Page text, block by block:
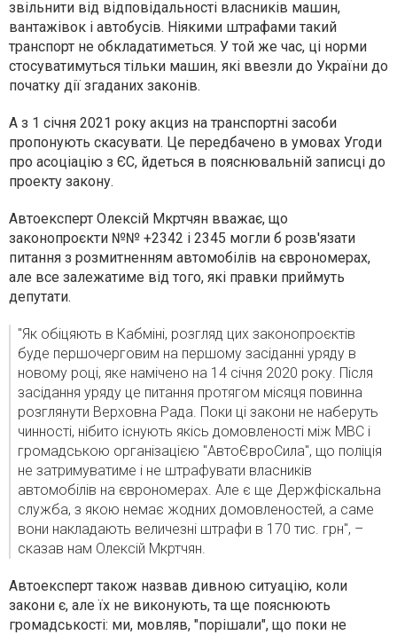
звільнити від відповідальності власників машин,
вантажівок і автобусів. Ніякими штрафами такий
транспорт не обкладатиметься. У той же час, ці норми
стосуватимуться тільки машин, які ввезли до України до
початку дії згаданих законів.
А з 1 січня 2021 року акциз на транспортні засоби
пропонують скасувати. Це передбачено в умовах Угоди
про асоціацію з ЄС, йдеться в пояснювальній записці до
проекту закону.
Автоекcперт Олексій Мкртчян вважає, що
законопроєкти №№ +2342 і 2345 могли б розв'язати
питання з розмитненням автомобілів на єврономерах,
але все залежатиме від того, які правки приймуть
депутати.
"Як обіцяють в Кабміні, розгляд цих законопроєктів
буде першочерговим на першому засіданні уряду в
новому році, яке намічено на 14 січня 2020 року. Після
засідання уряду це питання протягом місяця повинна
розглянути Верховна Рада. Поки ці закони не наберуть
чинності, нібито існують якісь домовленості між МВС і
громадською організацією "АвтоЄвроСила", що поліція
не затримуватиме і не штрафувати власників
автомобілів на єврономерах. Але є ще Держфіскальна
служба, з якою немає жодних домовленостей, а саме
вони накладають величезні штрафи в 170 тис. грн", –
сказав нам Олексій Мкртчян.
Автоексперт також назвав дивною ситуацію, коли
закони є, але їх не виконують, та ще пояснюють
громадськості: ми, мовляв, "порішали", що поки не